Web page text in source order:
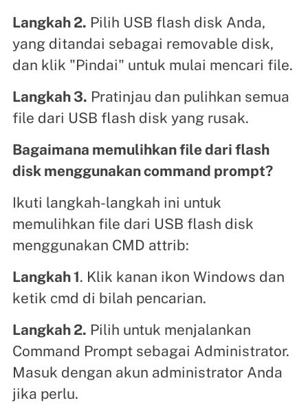
Langkah 2. Pilih USB flash disk Anda,
yang ditandai sebagai removable disk,
dan klik "Pindai" untuk mulai mencari file.
Langkah 3. Pratinjau dan pulihkan semua
file dari USB flash disk yang rusak.
Bagaimana memulihkan file dari flash
disk menggunakan command prompt?
Ikuti langkah-langkah ini untuk
memulihkan file dari USB flash disk
menggunakan CMD attrib:
Langkah 1. Klik kanan ikon Windows dan
ketik cmd di bilah pencarian.
Langkah 2. Pilih untuk menjalankan
Command Prompt sebagai Administrator.
Masuk dengan akun administrator Anda
jika perlu.